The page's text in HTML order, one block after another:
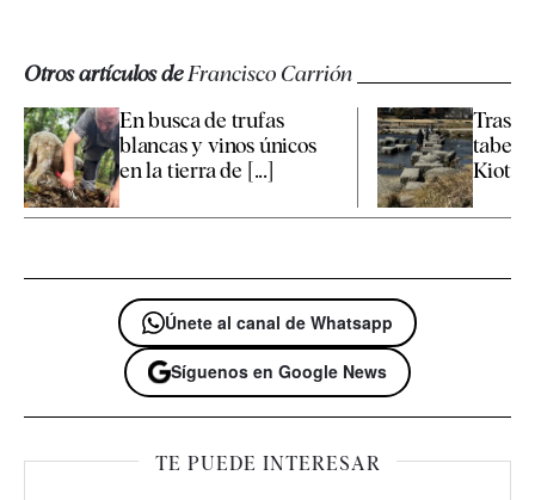
Otros artículos deFrancisco Carrión
En busca de trufas
blancas y vinos únicos
en la tierra de [...]
Tras
Kioto
Únete al canal de Whatsapp
Síguenos en Google News
TE PUEDE INTERESAR